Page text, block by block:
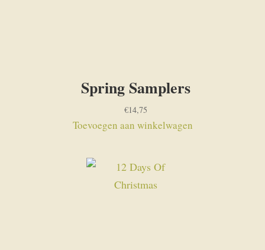
Spring Samplers
€14,75
Toevoegen aan winkelwagen